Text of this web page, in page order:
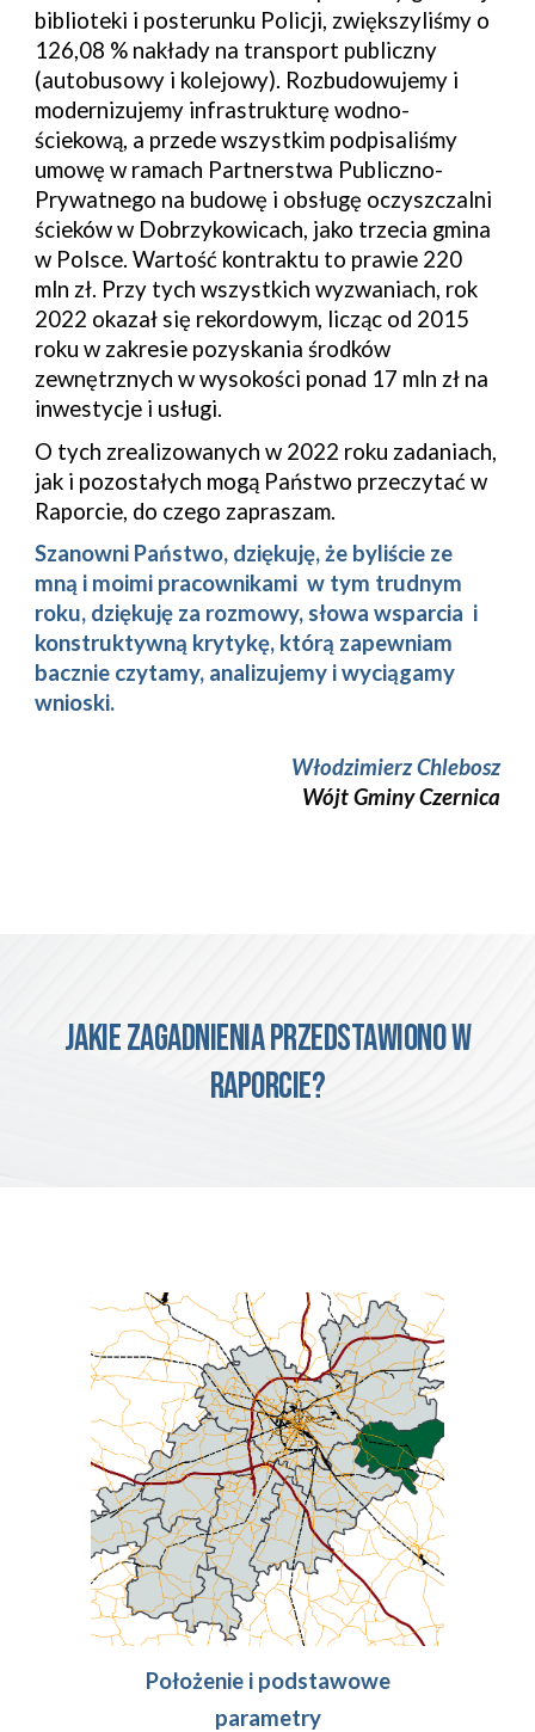
biblioteki i posterunku Policji, zwiększyliśmy o
126,08 % nakłady na transport publiczny
(autobusowy i kolejowy). Rozbudowujemy i
modernizujemy infrastrukturę wodno-
ściekową, a przede wszystkim podpisaliśmy
umowę w ramach Partnerstwa Publiczno-
Prywatnego na budowę i obsługę oczyszczalni
ścieków w Dobrzykowicach, jako trzecia gmina
w Polsce. Wartość kontraktu to prawie 220
mln zł. Przy tych wszystkich wyzwaniach, rok
2022 okazał się rekordowym, licząc od 2015
roku w zakresie pozyskania środków
zewnętrznych w wysokości ponad 17 mln zł na
inwestycje i usługi.
O tych zrealizowanych w 2022 roku zadaniach,
jak i pozostałych mogą Państwo przeczytać w
Raporcie, do czego zapraszam.
Szanowni Państwo, dziękuję, że byliście ze
mną i moimi pracownikami w tym trudnym
roku, dziękuję za rozmowy, słowa wsparcia i
konstruktywną krytykę, którą zapewniam
bacznie czytamy, analizujemy i wyciągamy
wnioski.
Włodzimierz Chlebosz
Wójt GminyCzernica
Jakie zagadnienia przedstawiono W
RAPORCIE?
Położenie i podstawowe
parametry